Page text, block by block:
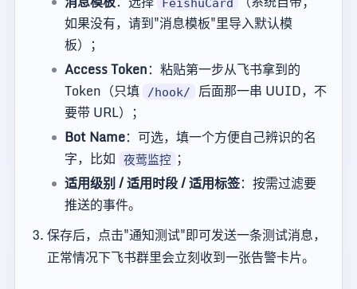
如果没有，请到"消息模板"里导入默认模
板）；
Access Token：粘贴第一步从飞书拿到的
Token（只填
/hook/
后面那一串 UUID，不
要带 URL）；
Bot Name：可选，填一个方便自己辨识的名
字，比如
夜莺监控 ；
适用级别 / 适用时段 / 适用标签：按需过滤要
推送的事件。
保存后，点击"通知测试"即可发送一条测试消息，
正常情况下飞书群里会立刻收到一张告警卡片。